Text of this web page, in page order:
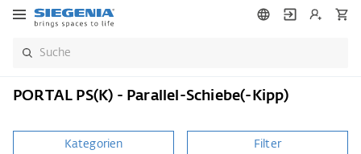
PORTAL PS(K) - Parallel-Schiebe(-Kipp)
Kategorien Filter